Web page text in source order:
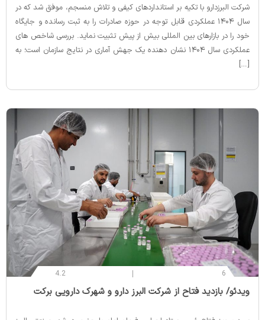
شرکت البرزدارو با تکیه بر استانداردهای کیفی و تلاش منسجم، موفق شد که در
سال ۱۴۰۴ عملکردی قابل توجه در حوزه صادرات را به ثبت رسانده و جایگاه
خود را در بازارهای بین‌ المللی بیش از پیش تثبیت نماید.‌ بررسی شاخص‌ های
عملکردی سال ۱۴۰۴ نشان‌ دهنده یک جهش آماری در نتایج سازمان است؛ به
[…]
6
4.2
‌ویدئو/ بازدید فتاح از شرکت البرز دارو و شهرک دارویی برکت